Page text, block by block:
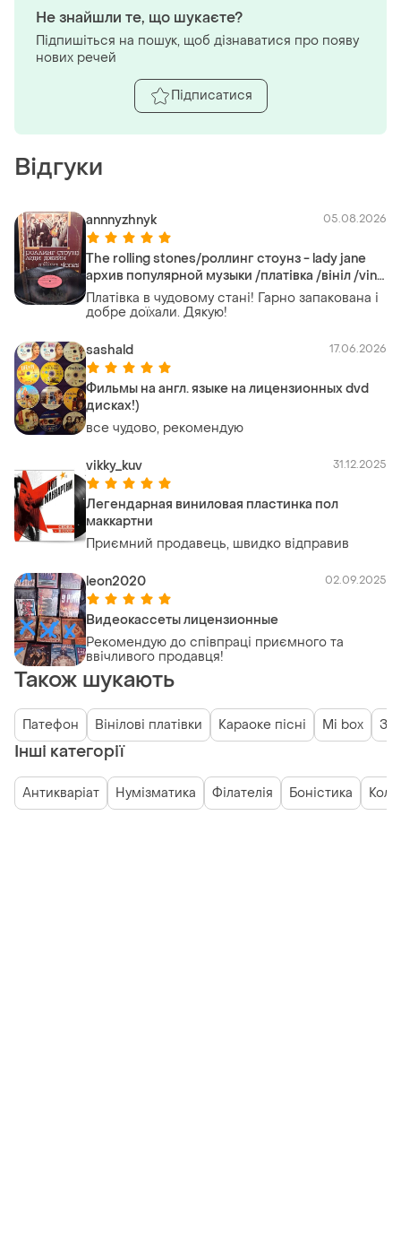
Відгуки
annnyzhnyk 05.08.2026
The rolling stones/роллинг стоунз - lady jane
архив популярной музыки /платівка /вініл /vinyl
/vintage
Платівка в чудовому стані! Гарно запакована і
добре доїхали. Дякую!
sashald 17.06.2026
Фильмы на англ. языке на лицензионных dvd
дисках!)
все чудово, рекомендую
vikky_kuv 31.12.2025
Легендарная виниловая пластинка пол
маккартни
Приємний продавець, швидко відправив
leon2020 02.09.2025
Видеокассеты лицензионные
Рекомендую до співпраці приємного та
ввічливого продавця!
Також шукають
Патефон Вінілові платівки Караоке пісні Mi box
Інші категорії
Антикваріат Нумізматика Філателія Боністика
Не знайшли те, що шукаєте?
Підпишіться на пошук, щоб дізнаватися про появу
нових речей
Підписатися